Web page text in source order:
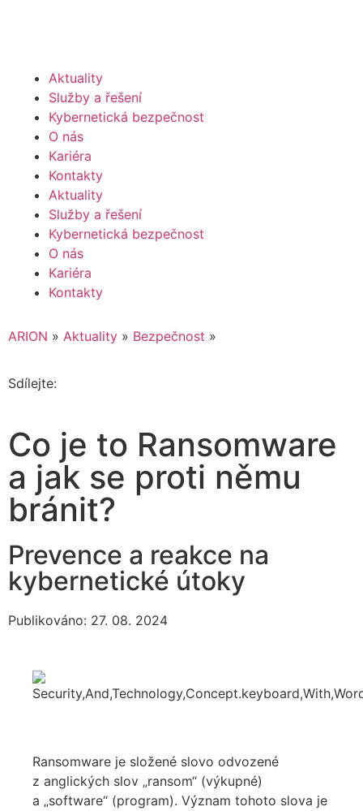
Aktuality
Služby a řešení
Kybernetická bezpečnost
O nás
Kariéra
Kontakty
Aktuality
Služby a řešení
Kybernetická bezpečnost
O nás
Kariéra
Kontakty
ARION » Aktuality » Bezpečnost »
Sdílejte:
Co je to Ransomware
a jak se proti němu
bránit?
Prevence a reakce na
kybernetické útoky
Publikováno: 27. 08. 2024
Ransomware je složené slovo odvozené
z anglických slov „ransom“ (výkupné)
a „software“ (program). Význam tohoto slova je